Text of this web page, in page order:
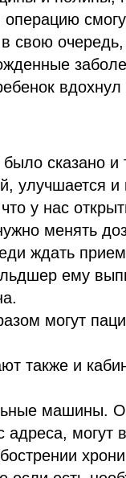
операцию
свою
сказано и
улучшается и
у нас
менять
ждать
ему
могут
также и
машины.
адреса, могут